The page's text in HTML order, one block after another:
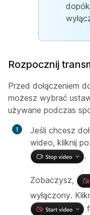
Rozpocznij
Przed dołączeniem
możesz wybrać
używane podczas
Jeśli chcesz
wideo, kliknij
.
Zobaczysz,
wyłączony.